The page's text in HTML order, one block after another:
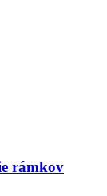
rámkov